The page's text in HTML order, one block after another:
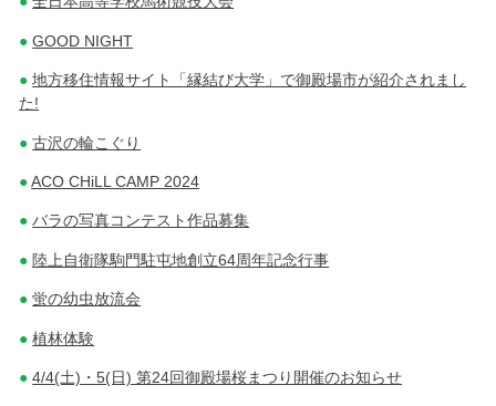
GOOD NIGHT
地方移住情報サイト「縁結び大学」で御殿場市が紹介されまし
た!
古沢の輪こぐり
ACO CHiLL CAMP 2024
バラの写真コンテスト作品募集
陸上自衛隊駒門駐屯地創立64周年記念行事
蛍の幼虫放流会
植林体験
4/4(土)・5(日) 第24回御殿場桜まつり開催のお知らせ